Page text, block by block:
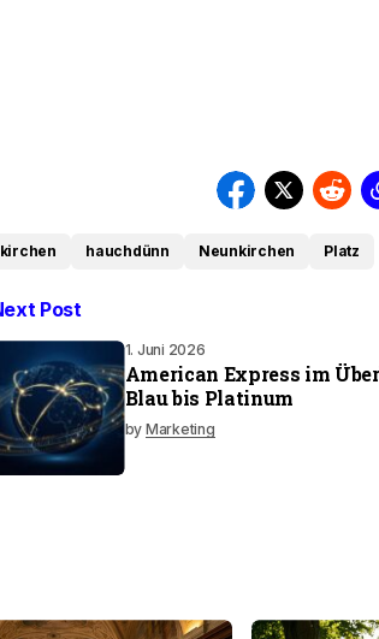
hauchdünn Neunkirchen Platz
Post
1. Juni 2026
American Express im
Blau bis Platinum
by Marketing